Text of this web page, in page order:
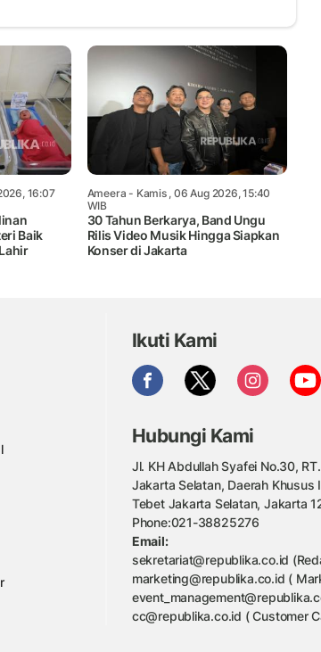
16:07
Baik
Ameera - Kamis , 06 Aug 2026, 15:40
WIB
30 Tahun Berkarya, Band Ungu
Rilis Video Musik Hingga Siapkan
Konser di Jakarta
Ikuti Kami
Hubungi Kami
Jl. KH Abdullah Syafei No.30,
Jakarta Selatan, Daerah
Tebet Jakarta Selatan, Jakarta
Phone:021-38825276
Email:
sekretariat@republika.co.id
marketing@republika.co.id (
cc@republika.co.id ( Customer